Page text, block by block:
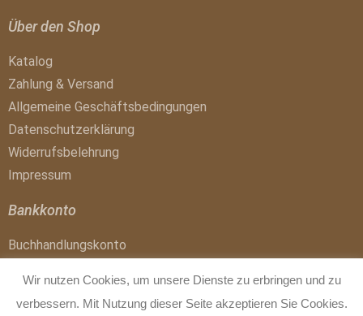
Über den Shop
Katalog
Zahlung & Versand
Allgemeine Geschäftsbedingungen
Datenschutzerklärung
Widerrufsbelehrung
Impressum
Bankkonto
Buchhandlungskonto
Wir nutzen Cookies, um unsere Dienste zu erbringen und zu
verbessern. Mit Nutzung dieser Seite akzeptieren Sie Cookies.